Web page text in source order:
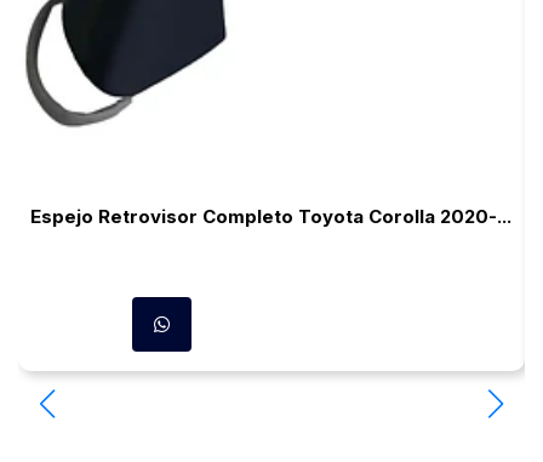
Espejo Retrovisor Completo Toyota Corolla 2020-...